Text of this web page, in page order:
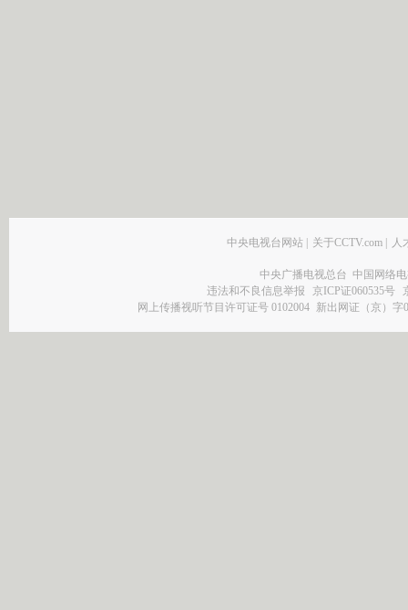
中央电视台网站 | 关于CCTV.com | 人
中央广播电视总台 中国网络
违法和不良信息举报
京ICP证060535号
网上传播视听节目许可证号 0102004 新出网证（京）